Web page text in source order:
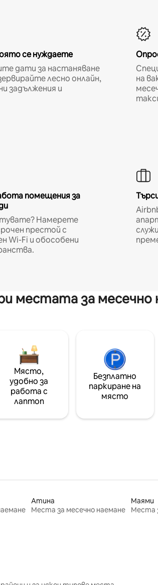
се нуждаете
дати за настаняване
лесно онлайн,
задължения и
на
помещения за
Намерете
престой с
Wi-Fi и обособени
местата за месечно
Място,
удобно за
работа с
лаптоп
Безплатно
паркиране на
място
Атина
Места за месечно наемане
Маями
Места